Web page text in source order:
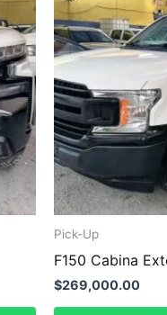
Pick-Up
F150 Cabina
$269,000.00